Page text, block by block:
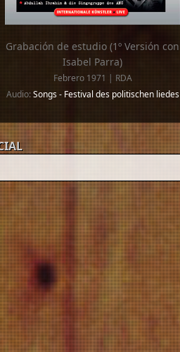
Grabación de estudio (1º Versión con
Isabel Parra)
Febrero 1971 | RDA
Audio:Songs - Festival des politischen liedes